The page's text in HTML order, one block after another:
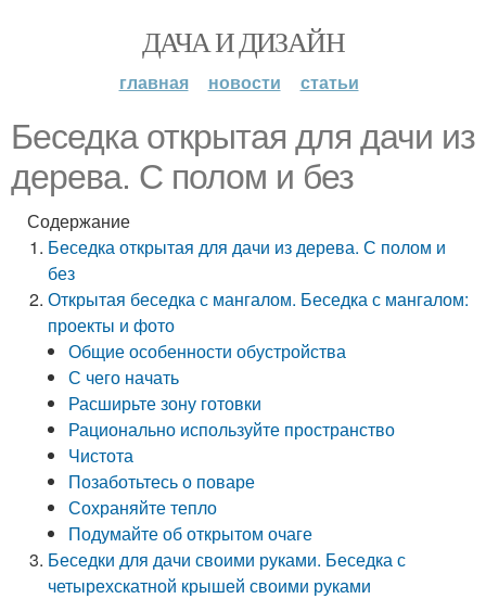
ДАЧА И ДИЗАЙН
главная новости статьи
Беседка открытая для дачи из
дерева. С полом и без
Содержание
Беседка открытая для дачи из дерева. С полом и
без
Открытая беседка с мангалом. Беседка с мангалом:
проекты и фото
Общие особенности обустройства
С чего начать
Расширьте зону готовки
Рационально используйте пространство
Чистота
Позаботьтесь о поваре
Сохраняйте тепло
Подумайте об открытом очаге
Беседки для дачи своими руками. Беседка с
четырехскатной крышей своими руками